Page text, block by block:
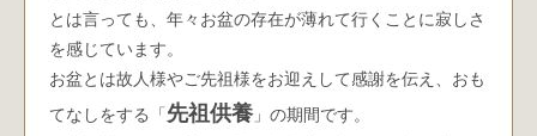
とは言っても、年々お盆の存在が薄れて行くことに寂しさ
を感じています。
お盆とは故人様やご先祖様をお迎えして感謝を伝え、おも
てなしをする「 先祖供養 」の期間です。